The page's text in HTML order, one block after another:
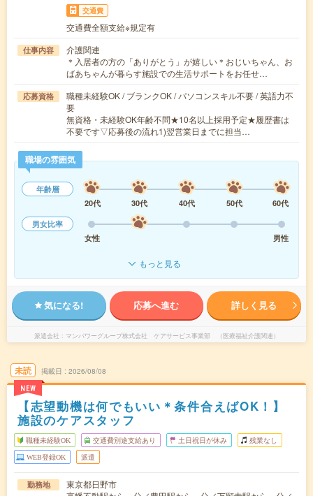
交通費
交通費全額支給※規定有
仕事内容
介護関連
＊入居者の方の「ありがとう」が嬉しい＊おじいちゃん、お
ばあちゃんが暮らす施設での生活サポートをお任せ…
応募資格
職種未経験OK / ブランクOK / パソコンスキル不要 / 英語力不
要
無資格・未経験OK年齢不問★10名以上採用予定★履歴書は
不要です▽応募後の流れ1)翌営業日までに担当…
職場の雰囲気
年齢層
20代
30代 40代 50代
60代
男女比率
女性
男性
もっと見る
気になる! 応募へ進む 詳しく見る
派遣会社 マンパワーグループ株式会社 ケアサービス事業部 （医療福祉介護関連）
未読
NEW
掲載日 2026/08/08
【志望動機は何でもいい＊条件合えばOK！】
施設のケアスタッフ
職種未経験OK 交通費別途支給あり 土日祝日が休み 残業なし
WEB登録OK 派遣
勤務地
東京都日野市